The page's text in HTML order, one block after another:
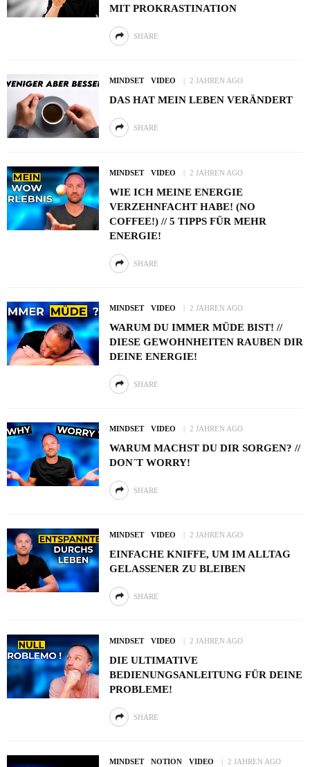
MIT PROKRASTINATION
SHARE
MINDSET VIDEO 2 JAHREN AGO
DAS HAT MEIN LEBEN VERÄNDERT
SHARE
MINDSET VIDEO 2 JAHREN AGO
WIE ICH MEINE ENERGIE
VERZEHNFACHT HABE! (NO
COFFEE!) // 5 TIPPS FÜR MEHR
ENERGIE!
SHARE
MINDSET VIDEO 2 JAHREN AGO
WARUM DU IMMER MÜDE BIST! //
DIESE GEWOHNHEITEN RAUBEN DIR
DEINE ENERGIE!
SHARE
MINDSET VIDEO 2 JAHREN AGO
WARUM MACHST DU DIR SORGEN? //
DON´T WORRY!
SHARE
MINDSET VIDEO 2 JAHREN AGO
EINFACHE KNIFFE, UM IM ALLTAG
GELASSENER ZU BLEIBEN
SHARE
MINDSET VIDEO 2 JAHREN AGO
DIE ULTIMATIVE
BEDIENUNGSANLEITUNG FÜR DEINE
PROBLEME!
SHARE
MINDSET NOTION VIDEO 2 JAHREN AGO